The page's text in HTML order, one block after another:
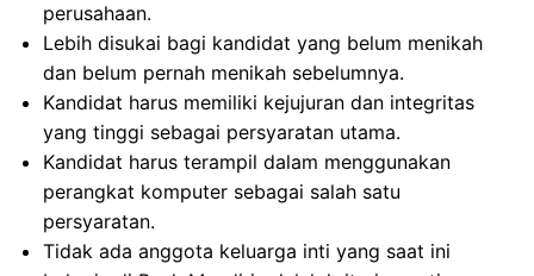
perusahaan.
Lebih disukai bagi kandidat yang belum menikah
dan belum pernah menikah sebelumnya.
Kandidat harus memiliki kejujuran dan integritas
yang tinggi sebagai persyaratan utama.
Kandidat harus terampil dalam menggunakan
perangkat komputer sebagai salah satu
persyaratan.
Tidak ada anggota keluarga inti yang saat ini